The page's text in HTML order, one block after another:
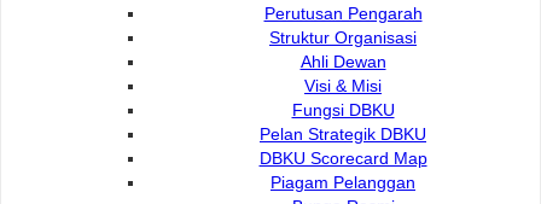
Perutusan Pengarah
Struktur Organisasi
Ahli Dewan
Visi & Misi
Fungsi DBKU
Pelan Strategik DBKU
DBKU Scorecard Map
Piagam Pelanggan
Pembayaran
Kaunter Pembayaran DBKU